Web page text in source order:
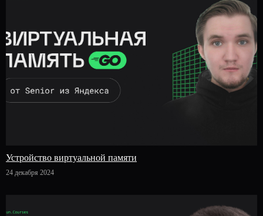
Устройство виртуальной памяти
24 декабря 2024